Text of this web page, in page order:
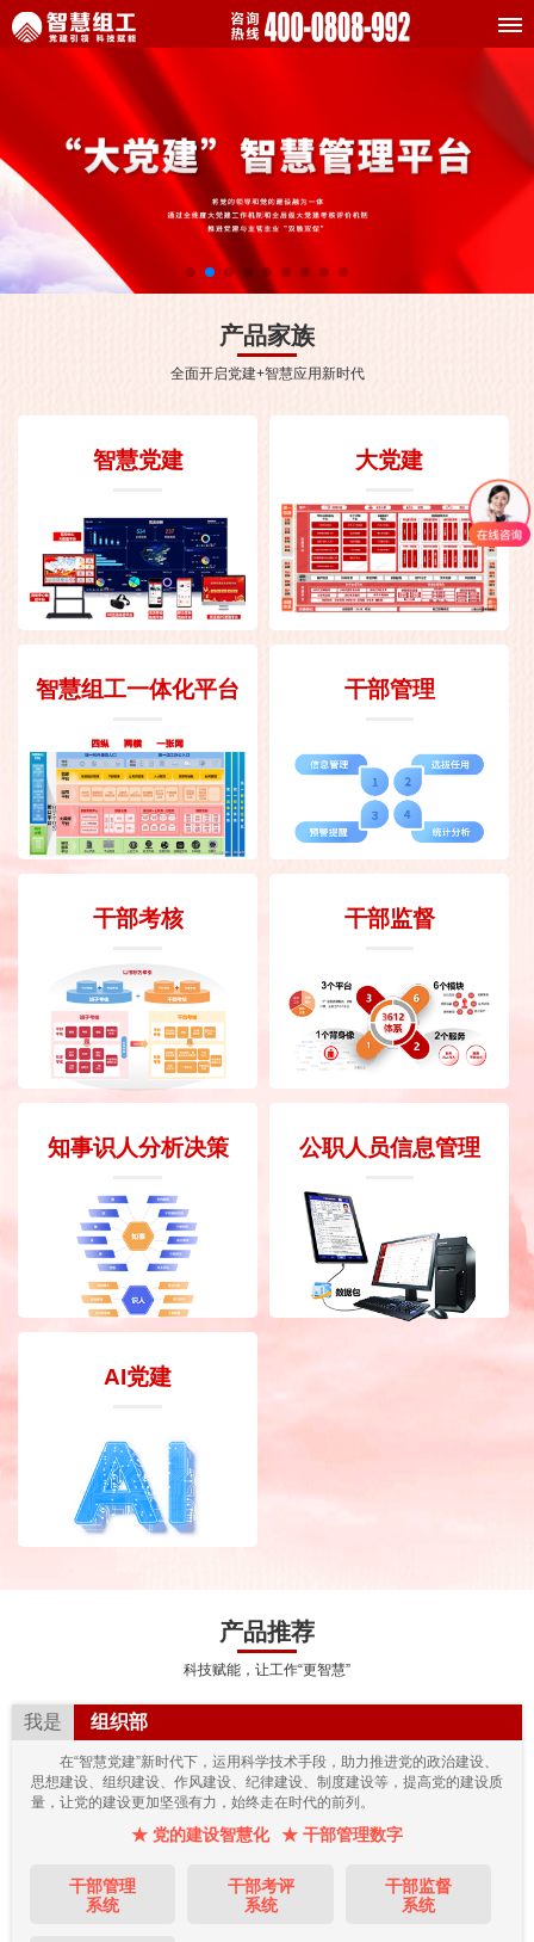
产品家族
全面开启党建+智慧应用新时代
智慧党建 大党建
智慧组工一体化平台 干部管理
干部考核 干部监督
知事识人分析决策 公职人员信息管理
AI党建
产品推荐
科技赋能，让工作“更智慧”
我是 组织部
在“智慧党建”新时代下，运用科学技术手段，助力推进党的政治建设、
思想建设、组织建设、作风建设、纪律建设、制度建设等，提高党的建设质
量，让党的建设更加坚强有力，始终走在时代的前列。
★ 党的建设智慧化 ★ 干部管理数字
干部管理
系统
干部考评
系统
干部监督
系统